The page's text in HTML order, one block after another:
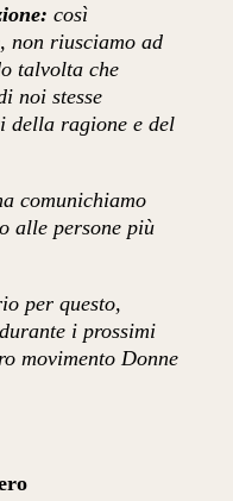
così
non riusciamo ad
talvolta che
noi stesse
della ragione e del
comunichiamo
alle persone più
per questo,
i prossimi
movimento Donne